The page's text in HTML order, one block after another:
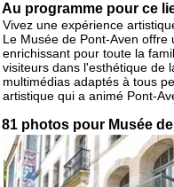
Au programme pour ce
Vivez une expérience
Le Musée de Pont-Aven
enrichissant pour toute la
visiteurs dans l'esthétique de
multimédias adaptés à tous
artistique qui a animé Pont-
81 photos pour Musée